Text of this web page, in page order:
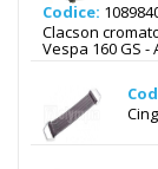
Codice:
Clacson
Vespa 160 GS -